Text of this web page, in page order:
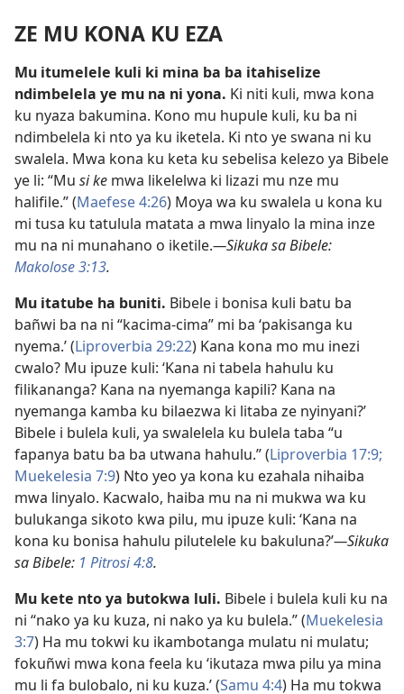
ZE MU KONA KU EZA
Mu itumelele kuli ki mina ba ba itahiselize
ndimbelela ye mu na ni yona. Ki niti kuli, mwa kona
ku nyaza bakumina. Kono mu hupule kuli, ku ba ni
ndimbelela ki nto ya ku iketela. Ki nto ye swana ni ku
swalela. Mwa kona ku keta ku sebelisa kelezo ya Bibele
ye li: “Mu si ke mwa likelelwa ki lizazi mu nze mu
halifile.” (Maefese 4:26) Moya wa ku swalela u kona ku
mi tusa ku tatulula matata a mwa linyalo la mina inze
mu na ni munahano o iketile.—Sikuka sa Bibele:
Makolose 3:13.
Mu itatube ha buniti. Bibele i bonisa kuli batu ba
bañwi ba na ni “kacima-cima” mi ba ‘pakisanga ku
nyema.’ (Liproverbia 29:22) Kana kona mo mu inezi
cwalo? Mu ipuze kuli: ‘Kana ni tabela hahulu ku
filikananga? Kana na nyemanga kapili? Kana na
nyemanga kamba ku bilaezwa ki litaba ze nyinyani?’
Bibele i bulela kuli, ya swalelela ku bulela taba “u
fapanya batu ba ba utwana hahulu.” (Liproverbia 17:9;
Muekelesia 7:9) Nto yeo ya kona ku ezahala nihaiba
mwa linyalo. Kacwalo, haiba mu na ni mukwa wa ku
bulukanga sikoto kwa pilu, mu ipuze kuli: ‘Kana na
kona ku bonisa hahulu pilutelele ku bakuluna?’—Sikuka
sa Bibele: 1 Pitrosi 4:8.
Mu kete nto ya butokwa luli. Bibele i bulela kuli ku na
ni “nako ya ku kuza, ni nako ya ku bulela.” (Muekelesia
3:7) Ha mu tokwi ku ikambotanga mulatu ni mulatu;
fokuñwi mwa kona feela ku ‘ikutaza mwa pilu ya mina
mu li fa bulobalo, ni ku kuza.’ (Samu 4:4) Ha mu tokwa